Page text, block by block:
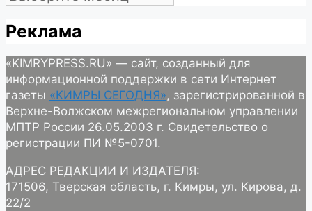
Реклама
«KIMRYPRESS.RU» — сайт, созданный для
информационной поддержки в сети Интернет
газеты «КИМРЫ СЕГОДНЯ», зарегистрированной в
Верхне-Волжском межрегиональном управлении
МПТР России 26.05.2003 г. Свидетельство о
регистрации ПИ №5-0701.
АДРЕС РЕДАКЦИИ И ИЗДАТЕЛЯ:
171506, Тверская область, г. Кимры, ул. Кирова, д.
22/2